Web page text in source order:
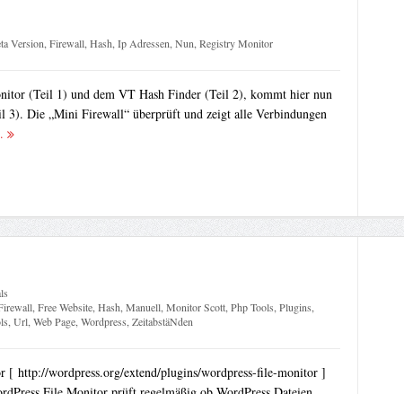
Version,Firewall,Hash,Ip Adressen,Nun,Registry Monitor
(Teil 1) und dem VT Hash Finder (Teil 2), kommt hier nun
Die „Mini Firewall“ überprüft und zeigt alle Verbindungen
,Free Website,Hash,Manuell,Monitor Scott,Php Tools,Plugins,
,Url,Web Page,Wordpress,ZeitabstäNden
[ http://wordpress.org/extend/plugins/wordpress-file-monitor ]